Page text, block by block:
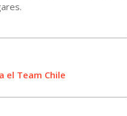
el Team Chile